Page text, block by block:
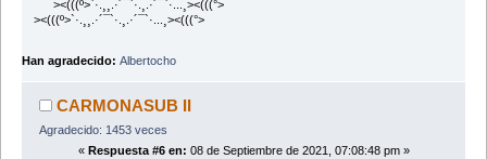
><(((º>`·.¸¸.·´¯`·.¸.·´¯`·...¸><(((°>
><(((º>`·.¸¸.·´¯`·.¸.·´¯`·...¸><(((°>
Han agradecido: Albertocho
CARMONASUB II
Agradecido: 1453 veces
« Respuesta #6 en: 08 de Septiembre de 2021, 07:08:48 pm »